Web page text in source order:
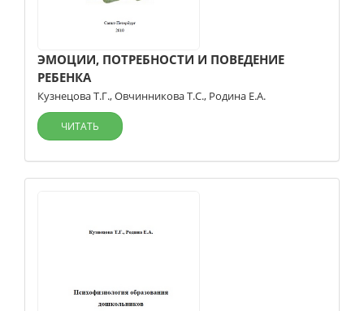
ЭМОЦИИ, ПОТРЕБНОСТИ И ПОВЕДЕНИЕ
РЕБЕНКА
Кузнецова Т.Г.,Овчинникова Т.С., Родина Е.А.
ЧИТАТЬ